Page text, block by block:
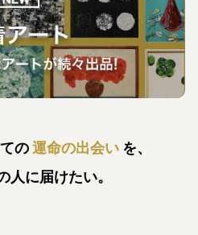
の運命の出会い を、
人に届けたい。